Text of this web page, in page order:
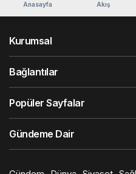
Anasayfa Akış
Kurumsal
Bağlantılar
Popüler Sayfalar
Gündeme Dair